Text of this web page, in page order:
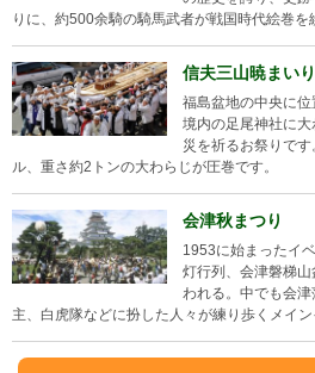
りに、約500余騎の騎馬武者が戦国時代絵巻を
信夫三山暁まいり
福島盆地の中央に
境内の足尾神社に
災を祈るお祭りで
ル、重さ約2トンの大わらじが圧巻です。
会津秋まつり
1953に始まったイ
灯行列、会津磐梯
われる。中でも会
主、白虎隊などに扮した人々が練り歩くメイン